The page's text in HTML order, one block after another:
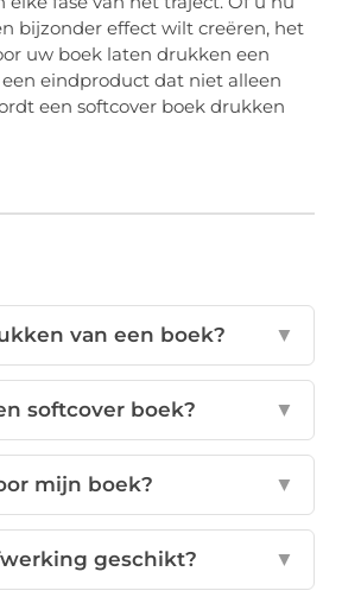
bijzonder effect wilt creëren, het
uw boek laten drukken een
eindproduct dat niet alleen
een softcover boek drukken
van een boek? ▼
softcover boek? ▼
mijn boek? ▼
geschikt? ▼